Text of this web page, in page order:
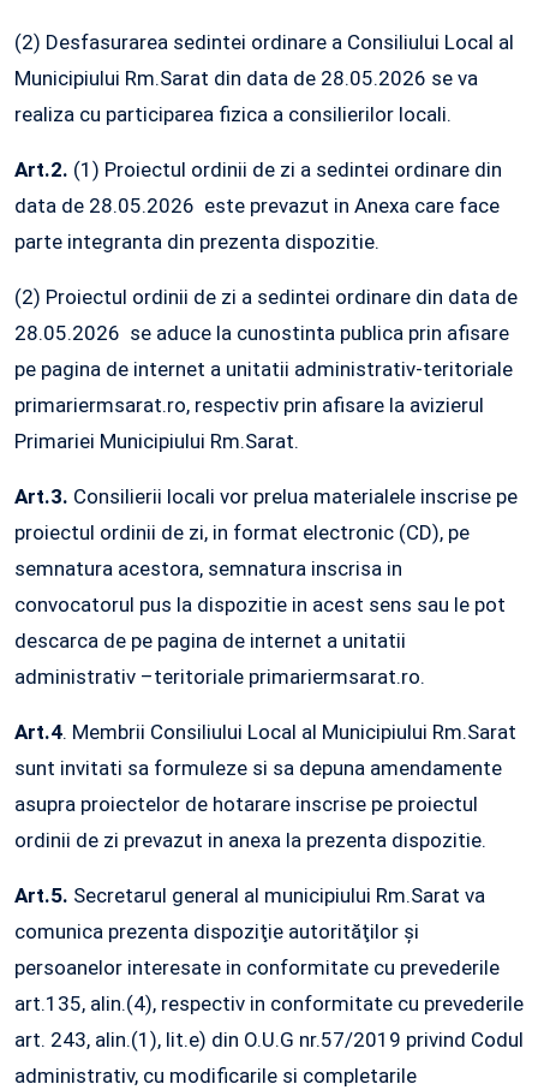
(2) Desfasurarea sedintei ordinare a Consiliului Local al
Municipiului Rm.Sarat din data de 28.05.2026 se va
realiza cu participarea fizica a consilierilor locali.
Art.2. (1) Proiectul ordinii de zi a sedintei ordinare din
data de 28.05.2026 este prevazut in Anexa care face
parte integranta din prezenta dispozitie.
(2) Proiectul ordinii de zi a sedintei ordinare din data de
28.05.2026 se aduce la cunostinta publica prin afisare
pe pagina de internet a unitatii administrativ-teritoriale
primariermsarat.ro, respectiv prin afisare la avizierul
Primariei Municipiului Rm.Sarat.
Art.3. Consilierii locali vor prelua materialele inscrise pe
proiectul ordinii de zi, in format electronic (CD), pe
semnatura acestora, semnatura inscrisa in
convocatorul pus la dispozitie in acest sens sau le pot
descarca de pe pagina de internet a unitatii
administrativ –teritoriale primariermsarat.ro.
Art.4. Membrii Consiliului Local al Municipiului Rm.Sarat
sunt invitati sa formuleze si sa depuna amendamente
asupra proiectelor de hotarare inscrise pe proiectul
ordinii de zi prevazut in anexa la prezenta dispozitie.
Art.5. Secretarul general al municipiului Rm.Sarat va
comunica prezenta dispoziţie autorităţilor şi
persoanelor interesate in conformitate cu prevederile
art.135, alin.(4), respectiv in conformitate cu prevederile
art. 243, alin.(1), lit.e) din O.U.G nr.57/2019 privind Codul
administrativ, cu modificarile si completarile